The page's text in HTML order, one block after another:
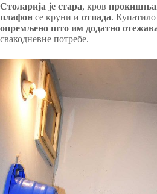
Столарија је стара, кров
плафон се круни и отпада. Купатило
опремљено што им додатно
свакодневне потребе.